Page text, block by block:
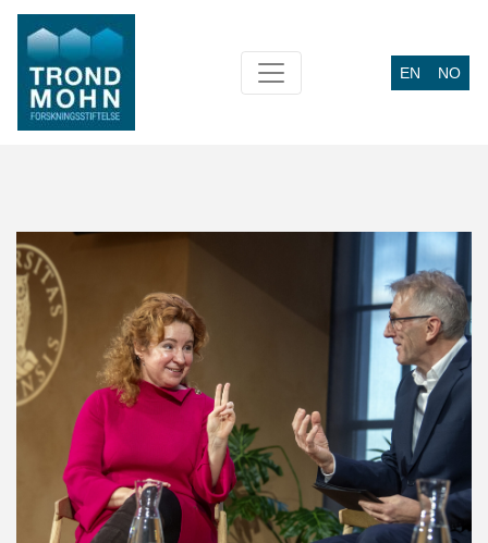
Main Navigation EN NO